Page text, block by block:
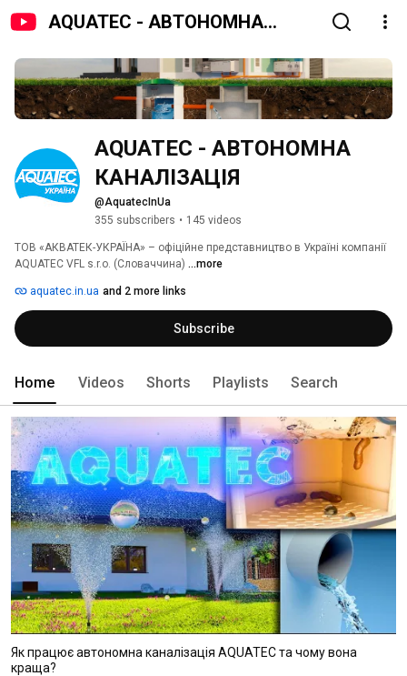
AQUATEC - АВТОНОМНА
AQUATEC - АВТОНОМНА
@AquatecInUa
355 subscribers • 145 videos
ТОВ «АКВАТЕК-УКРАЇНА» – офіційне представництво в Україні компанії
AQUATEC VFL s.r.o. (Словаччина) ...more
aquatec.in.ua and 2 more links
Subscribe
Home Videos Shorts Playlists Search
Як працює автономна каналізація AQUATEC та чому вона
краща?